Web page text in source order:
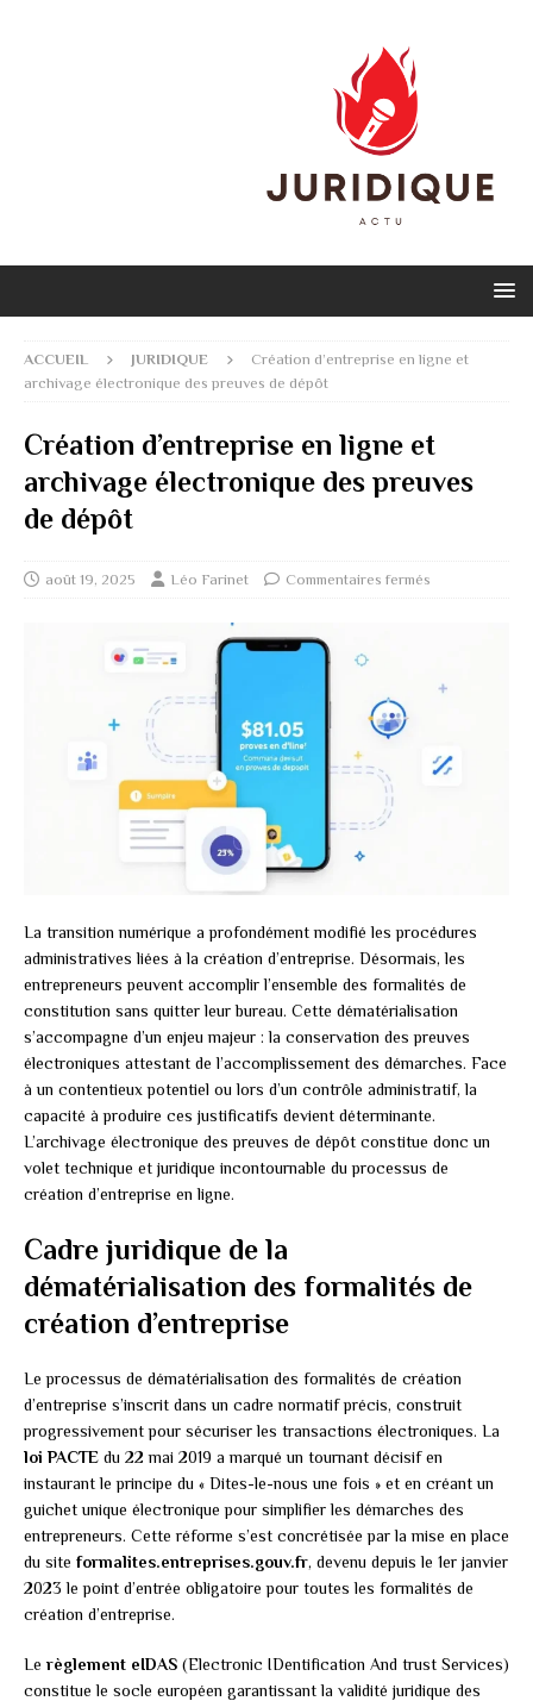
ACCUEIL JURIDIQUE
Création d’entreprise en ligne et
archivage électronique des preuves de dépôt
Création d’entreprise en ligne et
archivage électronique des preuves
de dépôt
août 19, 2025 Léo Farinet Commentaires fermés
La transition numérique a profondément modifié les procédures
administratives liées à la création d’entreprise. Désormais, les
entrepreneurs peuvent accomplir l’ensemble des formalités de
constitution sans quitter leur bureau. Cette dématérialisation
s’accompagne d’un enjeu majeur : la conservation des preuves
électroniques attestant de l’accomplissement des démarches. Face
à un contentieux potentiel ou lors d’un contrôle administratif, la
capacité à produire ces justificatifs devient déterminante.
L’archivage électronique des preuves de dépôt constitue donc un
volet technique et juridique incontournable du processus de
création d’entreprise en ligne.
Cadre juridique de la
dématérialisation des formalités de
création d’entreprise
Le processus de dématérialisation des formalités de création
d’entreprise s’inscrit dans un cadre normatif précis, construit
progressivement pour sécuriser les transactions électroniques. La
loi PACTE du 22 mai 2019 a marqué un tournant décisif en
instaurant le principe du « Dites-le-nous une fois » et en créant un
guichet unique électronique pour simplifier les démarches des
entrepreneurs. Cette réforme s’est concrétisée par la mise en place
du site formalites.entreprises.gouv.fr, devenu depuis le 1er janvier
2023 le point d’entrée obligatoire pour toutes les formalités de
création d’entreprise.
Le règlement eIDAS (Electronic IDentification And trust Services)
constitue le socle européen garantissant la validité juridique des